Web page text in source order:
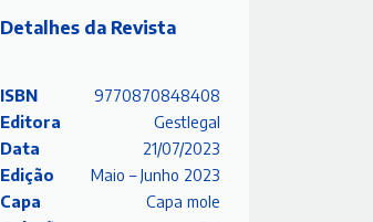
Detalhes da Revista
ISBN
9770870848408
Editora
Gestlegal
Data
21/07/2023
Edição
Maio – Junho 2023
Capa
Capa mole